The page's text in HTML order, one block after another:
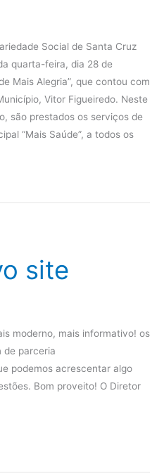
Social de Santa Cruz
quarta-feira, dia 28 de
Mais Alegria”, que contou com
Vitor Figueiredo. Neste
são prestados os serviços de
“Mais Saúde”, a todos os
site
moderno, mais informativo! os
de parceria
podemos acrescentar algo
Bom proveito! O Diretor